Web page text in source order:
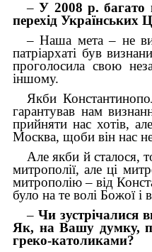
– У 2008 р. багато
перехід
– Наша мета – не
патріархаті був
проголосила свою
іншому.
Якби
гарантував нам
прийняти нас хотів,
Москва, щоби він нас
Але якби й сталося,
митрополії, але ці
митрополію – від
було на те волі Божої і
– Чи зустрічалися
Як, на Вашу думку,
греко-католиками?